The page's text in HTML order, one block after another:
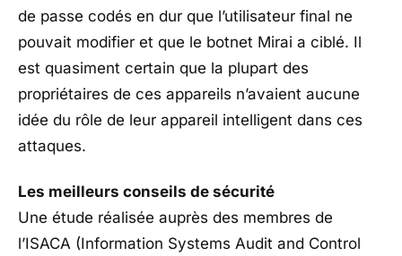
de passe codés en dur que l’utilisateur final ne
pouvait modifier et que le botnet Mirai a ciblé. Il
est quasiment certain que la plupart des
propriétaires de ces appareils n’avaient aucune
idée du rôle de leur appareil intelligent dans ces
attaques.
Les meilleurs conseils de sécurité
Une étude réalisée auprès des membres de
l’ISACA (Information Systems Audit and Control